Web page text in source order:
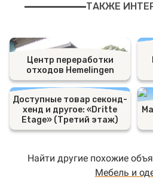
ТАКЖЕ
Центр переработки
отходов Hemelingen
Доступные товар секонд-
хенд и другое: «Dritte
Etage» (Третий этаж)
Найти другие похожие
Мебель и